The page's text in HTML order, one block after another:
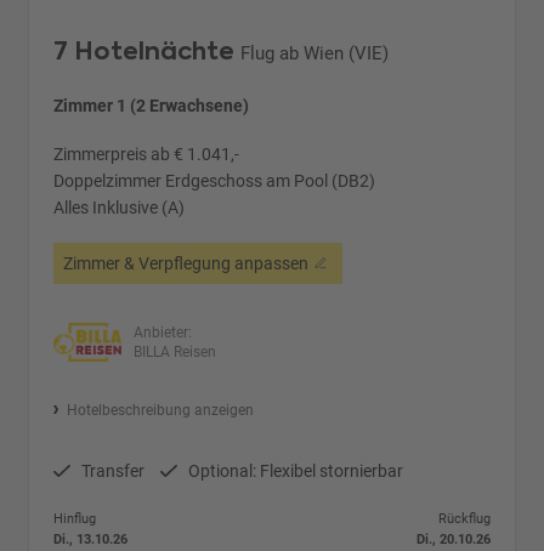
7 Hotelnächte Flug ab Wien (VIE)
Zimmer 1 (2 Erwachsene)
Zimmerpreis ab € 1.041,-
Doppelzimmer Erdgeschoss am Pool (DB2)
Alles Inklusive (A)
Zimmer & Verpflegung anpassen
Anbieter:
BILLA Reisen
Hotelbeschreibung anzeigen
Transfer Optional: Flexibel stornierbar
Hinflug
Di., 13.10.26
Rückflug
Di., 20.10.26